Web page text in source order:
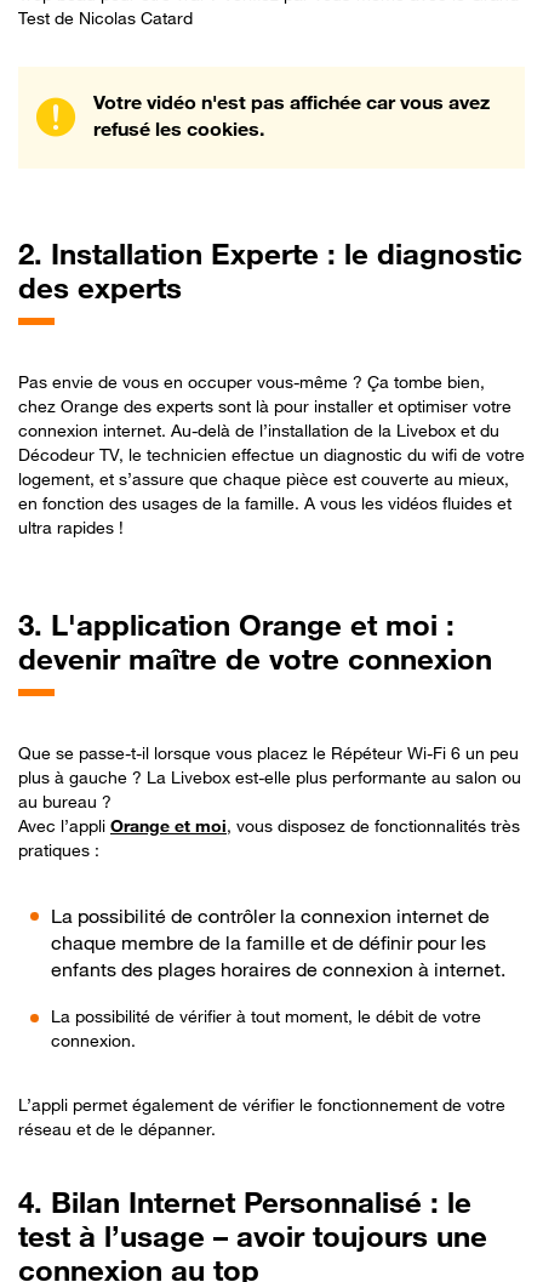
Test de Nicolas Catard
Votre vidéo n'est pas affichée car vous avez
refusé les cookies.
2. Installation Experte : le diagnostic
des experts
Pas envie de vous en occuper vous-même ? Ça tombe bien,
chez Orange des experts sont là pour installer et optimiser votre
connexion internet. Au-delà de l’installation de la Livebox et du
Décodeur TV, le technicien effectue un diagnostic du wifi de votre
logement, et s’assure que chaque pièce est couverte au mieux,
en fonction des usages de la famille. A vous les vidéos fluides et
ultra rapides !
3. L'application Orange et moi :
devenir maître de votre connexion
Que se passe-t-il lorsque vous placez le Répéteur Wi-Fi 6 un peu
plus à gauche ? La Livebox est-elle plus performante au salon ou
au bureau ?
Avec l’appli Orange et moi, vous disposez de fonctionnalités très
pratiques :
La possibilité de contrôler la connexion internet de
chaque membre de la famille et de définir pour les
enfants des plages horaires de connexion à internet.
La possibilité de vérifier à tout moment, le débit de votre
connexion.
L’appli permet également de vérifier le fonctionnement de votre
réseau et de le dépanner.
4. Bilan Internet Personnalisé : le
test à l’usage – avoir toujours une
connexion au top